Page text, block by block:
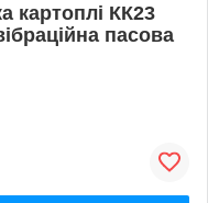
картоплі КК23
пасова